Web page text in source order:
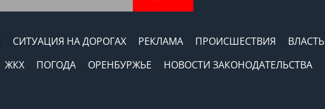
СИТУАЦИЯ НА ДОРОГАХ РЕКЛАМА ПРОИСШЕСТВИЯ
ВЛАСТЬ
ЖКХ ПОГОДА ОРЕНБУРЖЬЕ
НОВОСТИ ЗАКОНОДАТЕЛЬСТВА